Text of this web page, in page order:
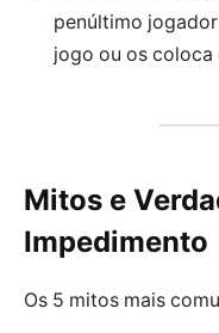
penúltimo
jogo ou os coloca
Mitos e
Impedimento
Os 5 mitos mais